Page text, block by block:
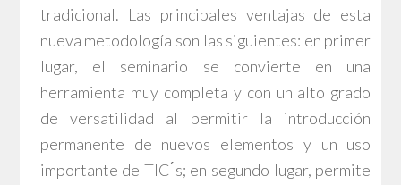
tradicional. Las principales ventajas de esta
nueva metodología son las siguientes: en primer
lugar, el seminario se convierte en una
herramienta muy completa y con un alto grado
de versatilidad al permitir la introducción
permanente de nuevos elementos y un uso
importante de TIC ́s; en segundo lugar, permite